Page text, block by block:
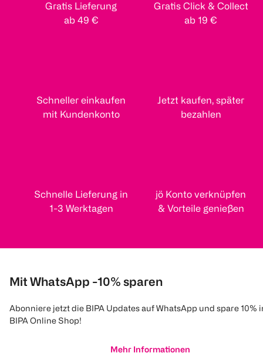
Gratis Lieferung
ab 49 €
Gratis Click & Collect
ab 19 €
Schneller einkaufen
mit Kundenkonto
Jetzt kaufen, später
bezahlen
Schnelle Lieferung in
1-3 Werktagen
jö Konto verknüpfen
& Vorteile genießen
Mit WhatsApp -10% sparen
Abonniere jetzt die BIPA Updates auf WhatsApp und spare 10%
BIPA Online Shop!
Mehr Informationen